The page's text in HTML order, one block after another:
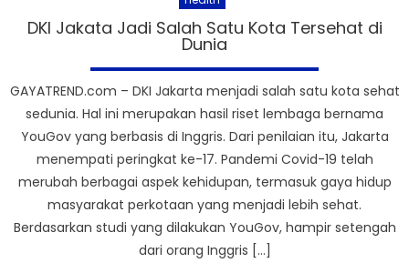
DKI Jakata Jadi Salah Satu Kota Tersehat di
Dunia
GAYATREND.com – DKI Jakarta menjadi salah satu kota sehat
sedunia. Hal ini merupakan hasil riset lembaga bernama
YouGov yang berbasis di Inggris. Dari penilaian itu, Jakarta
menempati peringkat ke-17. Pandemi Covid-19 telah
merubah berbagai aspek kehidupan, termasuk gaya hidup
masyarakat perkotaan yang menjadi lebih sehat.
Berdasarkan studi yang dilakukan YouGov, hampir setengah
dari orang Inggris […]